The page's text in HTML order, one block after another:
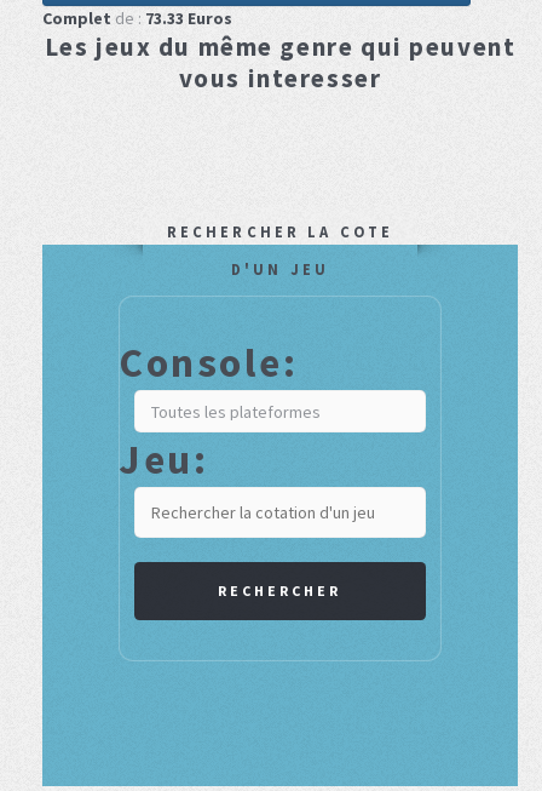
Complet de : 73.33 Euros
Les jeux du même genre qui peuvent
vous interesser
RECHERCHER LA COTE
D'UN JEU
Console:
Jeu:
RECHERCHER